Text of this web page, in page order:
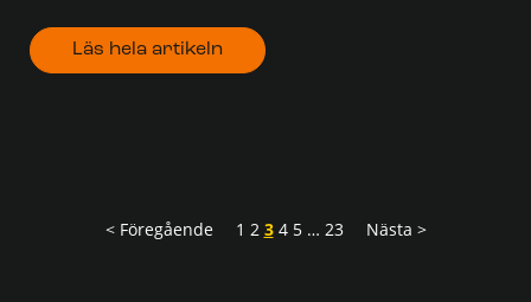
Läs hela artikeln
< Föregående 1 2 3 4 5 … 23 Nästa >